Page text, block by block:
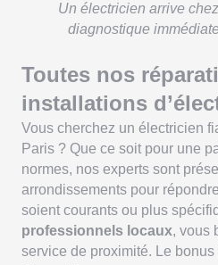
Un électricien arrive
diagnostique
Toutes nos
installations
Vous cherchez un électricien
Paris ? Que ce soit pour une
normes, nos experts sont
arrondissements pour
soient courants ou plus
professionnels locaux, vous
service de proximité. Le